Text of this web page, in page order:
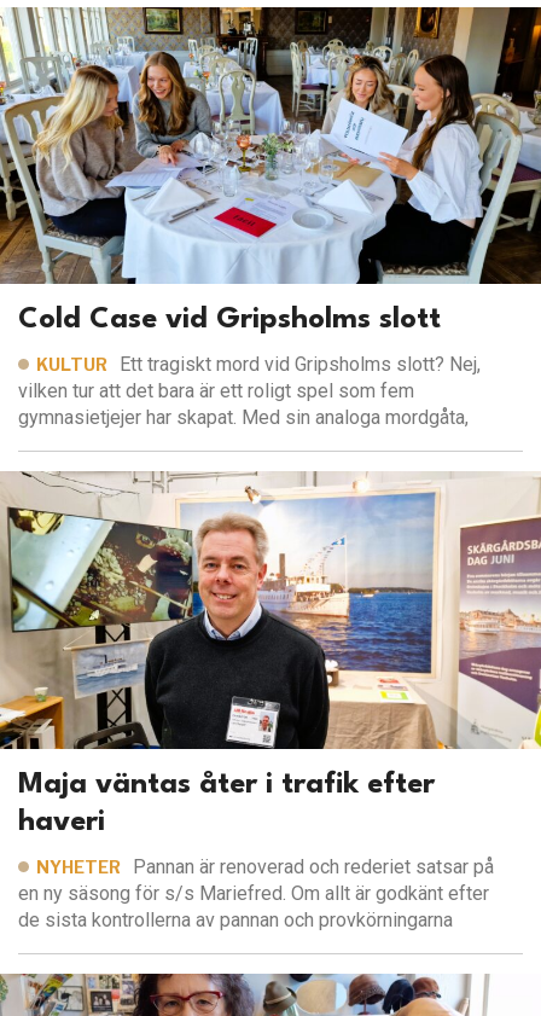
Cold Case vid Gripsholms slott
KULTUR
Ett tragiskt mord vid Gripsholms slott? Nej,
vilken tur att det bara är ett roligt spel som fem
gymnasietjejer har skapat. Med sin analoga mordgåta,
Maja väntas åter i trafik efter
haveri
NYHETER
Pannan är renoverad och rederiet satsar på
en ny säsong för s/s Mariefred. Om allt är godkänt efter
de sista kontrollerna av pannan och provkörningarna